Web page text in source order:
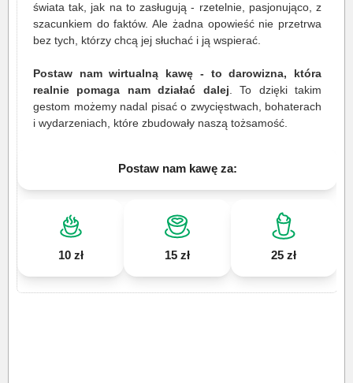
świata tak, jak na to zasługują - rzetelnie, pasjonująco, z
szacunkiem do faktów. Ale żadna opowieść nie przetrwa
bez tych, którzy chcą jej słuchać i ją wspierać.
Postaw nam wirtualną kawę - to darowizna, która
realnie pomaga nam działać dalej . To dzięki takim
gestom możemy nadal pisać o zwycięstwach, bohaterach
i wydarzeniach, które zbudowały naszą tożsamość.
Postaw nam kawę za:
10 zł 15 zł 25 zł